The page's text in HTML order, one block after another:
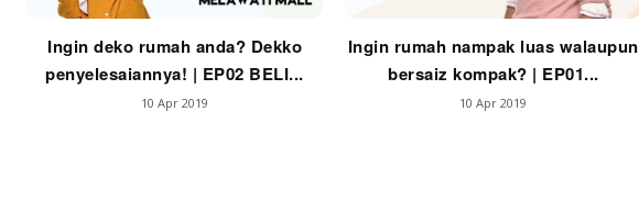
Ingin deko rumah anda? Dekko
penyelesaiannya! | EP02 BELI...
10 Apr 2019
Ingin rumah nampak luas walaupun
bersaiz kompak? | EP01...
10 Apr 2019